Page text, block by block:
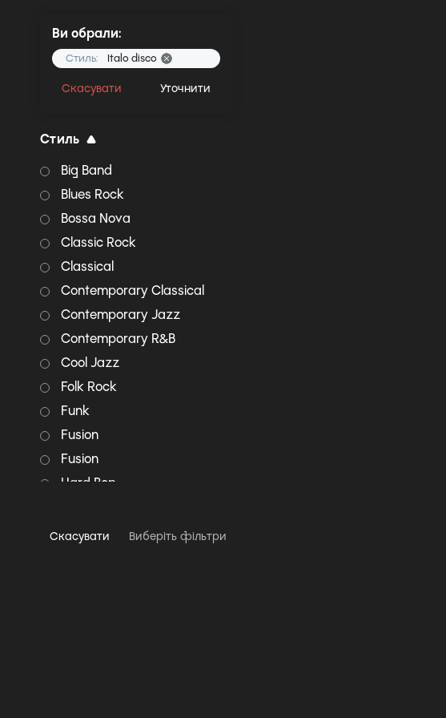
Ви обрали:
Стиль: Italo disco
Скасувати Уточнити
Стиль
Big Band
Blues Rock
Bossa Nova
Classic Rock
Classical
Contemporary Classical
Contemporary Jazz
Contemporary R&B
Cool Jazz
Folk Rock
Funk
Fusion
Fusion
Hard Bop
Jazz
Скасувати Виберіть фільтри